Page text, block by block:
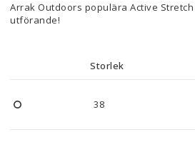
Arrak Outdoors populära Active
utförande!
Storlek
38